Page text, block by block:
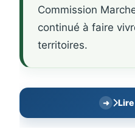
Commission
continué à faire
territoires.